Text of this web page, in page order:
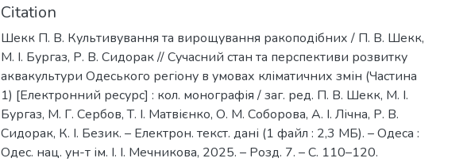
Citation
Шекк П. В. Культивування та вирощування ракоподібних / П. В. Шекк,
М. І. Бургаз, Р. В. Сидорак // Сучасний стан та перспективи розвитку
аквакультури Одеського регіону в умовах кліматичних змін (Частина
1) [Електронний ресурс] : кол. монографія / заг. ред. П. В. Шекк, М. І.
Бургаз, М. Г. Сербов, Т. І. Матвієнко, О. М. Соборова, А. І. Лічна, Р. В.
Сидорак, К. І. Безик. – Електрон. текст. дані (1 файл : 2,3 МБ). – Одеса :
Одес. нац. ун-т ім. І. І. Мечникова, 2025. – Розд. 7. – С. 110–120.